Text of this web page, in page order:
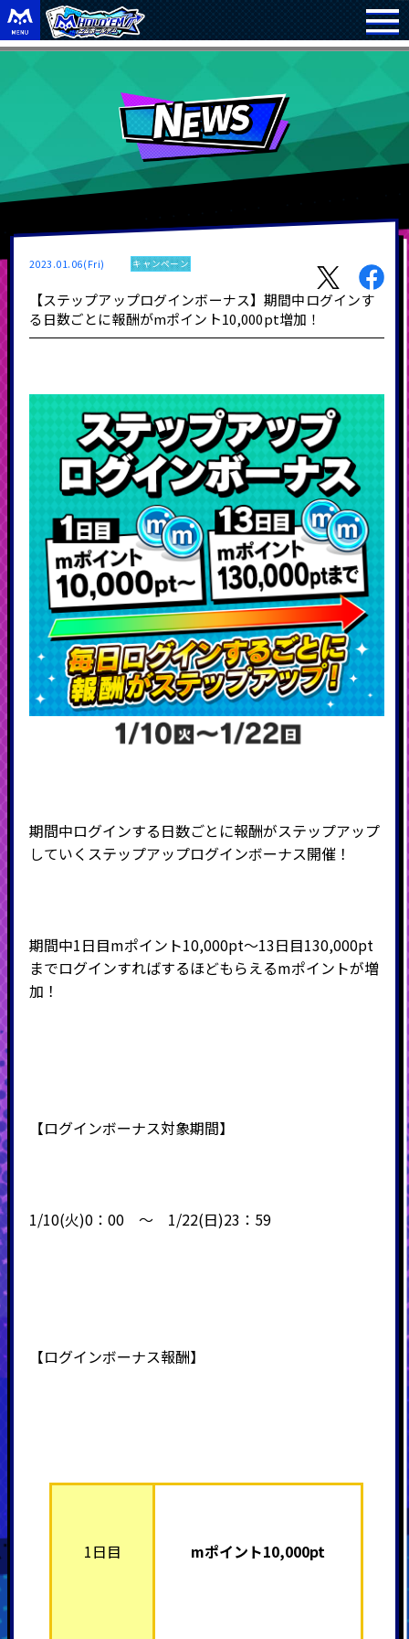
2023.01.06(Fri) キャンペーン
【ステップアップログインボーナス】期間中ログインす
る日数ごとに報酬がmポイント10,000pt増加！
期間中ログインする日数ごとに報酬がステップアップ
していくステップアップログインボーナス開催！
期間中1日目mポイント10,000pt～13日目130,000pt
までログインすればするほどもらえるmポイントが増
加！
【ログインボーナス対象期間】
1/10(火)0：00 ～ 1/22(日)23：59
【ログインボーナス報酬】
1日目 mポイント10,000pt